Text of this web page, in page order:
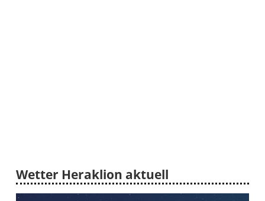
Wetter Heraklion aktuell